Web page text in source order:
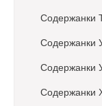
Содержанки
Содержанки
Содержанки
Содержанки